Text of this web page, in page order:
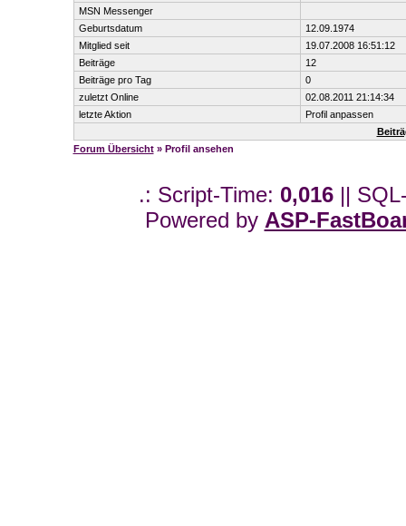
MSN Messenger
Geburtsdatum
12.09.1974
Mitglied seit
19.07.2008 16:51:12
Beiträge
12
Beiträge pro Tag
0
zuletzt Online
02.08.2011 21:14:34
letzte Aktion
Profil anpassen
Forum Übersicht» Profil ansehen
.: Script-Time: 0,016 ||
Powered by ASP-